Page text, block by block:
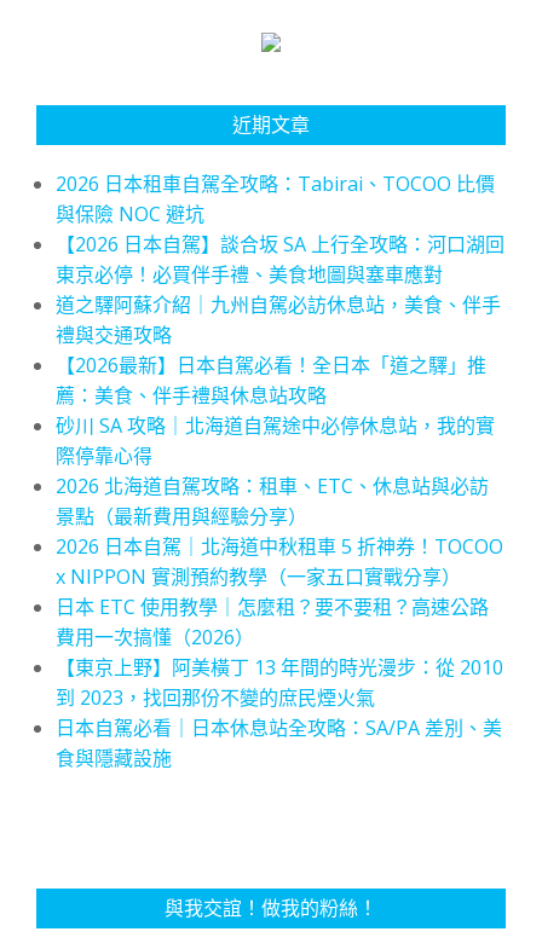
近期文章
2026 日本租車自駕全攻略：Tabirai、TOCOO 比價
與保險 NOC 避坑
【2026 日本自駕】談合坂 SA 上行全攻略：河口湖回
東京必停！必買伴手禮、美食地圖與塞車應對
道之驛阿蘇介紹｜九州自駕必訪休息站，美食、伴手
禮與交通攻略
【2026最新】日本自駕必看！全日本「道之驛」推
薦：美食、伴手禮與休息站攻略
砂川 SA 攻略｜北海道自駕途中必停休息站，我的實
際停靠心得
2026 北海道自駕攻略：租車、ETC、休息站與必訪
景點（最新費用與經驗分享）
2026 日本自駕｜北海道中秋租車 5 折神券！TOCOO
x NIPPON 實測預約教學（一家五口實戰分享）
日本 ETC 使用教學｜怎麼租？要不要租？高速公路
費用一次搞懂（2026）
【東京上野】阿美橫丁 13 年間的時光漫步：從 2010
到 2023，找回那份不變的庶民煙火氣
日本自駕必看｜日本休息站全攻略：SA/PA 差別、美
食與隱藏設施
與我交誼！做我的粉絲！